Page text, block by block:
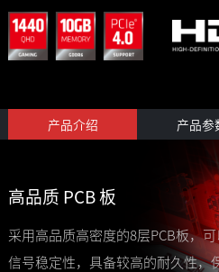
产品介绍 产品参
高品质 PCB 板
采用高品质高密度的8层PCB板，
信号稳定性，具备较高的耐久性，